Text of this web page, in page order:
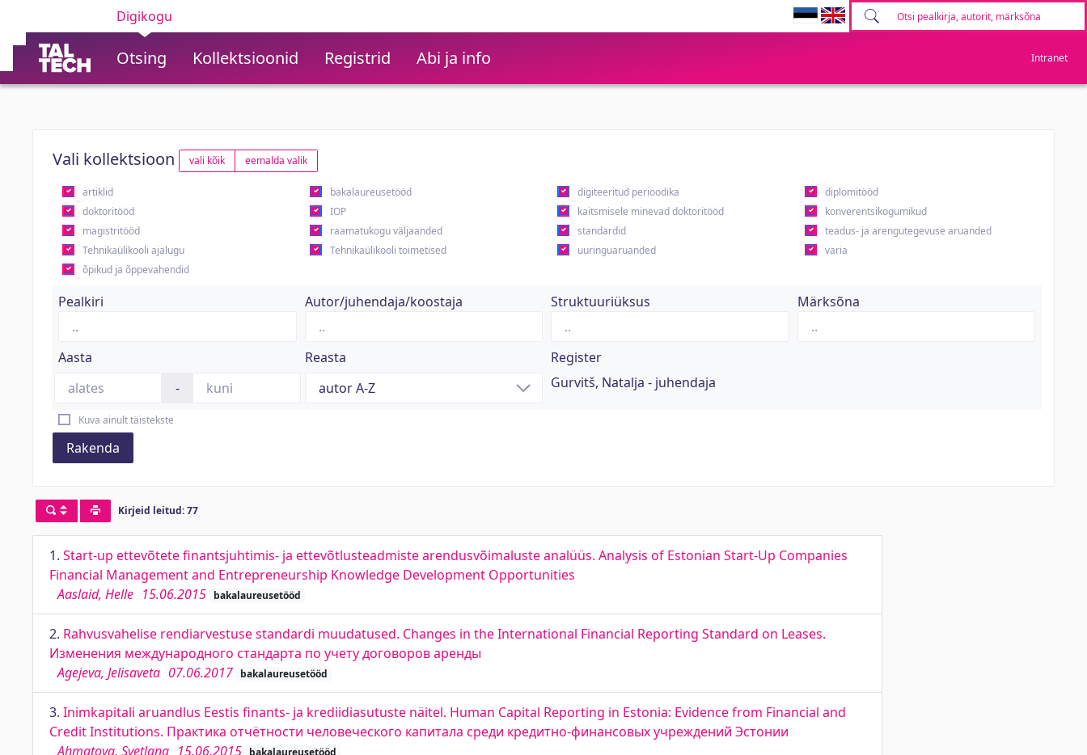
Digikogu
Otsing Kollektsioonid Registrid Abi ja info Intranet
Vali kollektsioon vali kõik eemalda valik
artiklid bakalaureusetööd digiteeritud perioodika
diplomitööd
doktoritööd
IOP kaitsmisele minevad doktoritööd
konverentsikogumikud
magistritööd
raamatukogu väljaanded standardid
teadus- ja arengutegevuse aruanded
Tehnikaülikooli ajalugu
Tehnikaülikooli toimetised uuringuaruanded
varia
õpikud ja õppevahendid
Pealkiri Autor/juhendaja/koostaja Struktuuriüksus Märksõna
Aasta
-
Reasta
Register
Gurvitš, Natalja - juhendaja
Kuva ainult täistekste
Rakenda
Kirjeid leitud: 77
1. Start-up ettevõtete finantsjuhtimis- ja ettevõtlusteadmiste arendusvõimaluste analüüs. Analysis of Estonian Start-Up Companies
Financial Management and Entrepreneurship Knowledge Development Opportunities
Aaslaid, Helle 15.06.2015 bakalaureusetööd
2. Rahvusvahelise rendiarvestuse standardi muudatused. Changes in the International Financial Reporting Standard on Leases.
Изменения международного стандарта по учету договоров аренды
Agejeva, Jelisaveta 07.06.2017 bakalaureusetööd
3. Inimkapitali aruandlus Eestis finants- ja krediidiasutuste näitel. Human Capital Reporting in Estonia: Evidence from Financial and
Credit Institutions. Практика отчётности человеческого капитала среди кредитно-финансовых учреждений Эстонии
Ahmatova, Svetlana 15.06.2015 bakalaureusetööd